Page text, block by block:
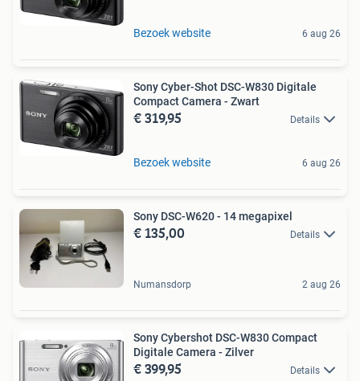
Bezoek website 6 aug 26
Sony Cyber-Shot DSC-W830 Digitale
Compact Camera - Zwart
€ 319,95 Details
Bezoek website 6 aug 26
Sony DSC-W620 - 14 megapixel
€ 135,00 Details
Numansdorp 2 aug 26
Sony Cybershot DSC-W830 Compact
Digitale Camera - Zilver
€ 399,95 Details